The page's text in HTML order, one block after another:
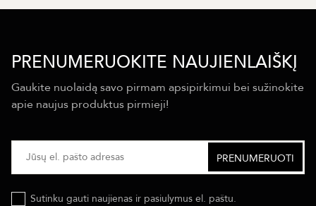
PRENUMERUOKITE NAUJIENLAIŠKĮ
Gaukite nuolaidą savo pirmam apsipirkimui bei sužinokite
apie naujus produktus pirmieji!
Sutinku gauti naujienas ir pasiulymus el. paštu.